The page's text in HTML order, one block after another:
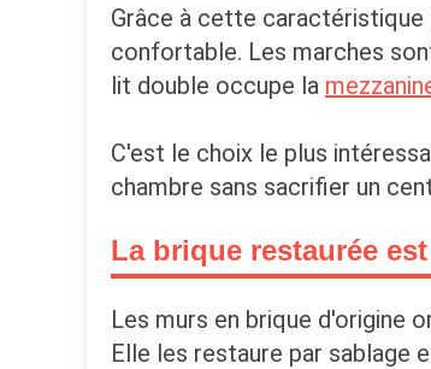
Grâce à cette caractéristique
confortable. Les marches
lit double occupe la
C'est le choix le plus
chambre sans sacrifier un
La brique restaurée
Les murs en brique d'origine
Elle les restaure par sablage